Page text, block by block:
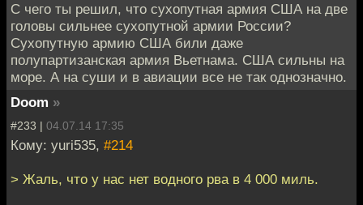
С чего ты решил, что сухопутная армия США на две
головы сильнее сухопутной армии России?
Сухопутную армию США били даже
полупартизанская армия Вьетнама. США сильны на
море. А на суши и в авиации все не так однозначно.
Doom »
#233 | 04.07.14 17:35
Кому: yuri535, #214
> Жаль, что у нас нет водного рва в 4 000 миль.